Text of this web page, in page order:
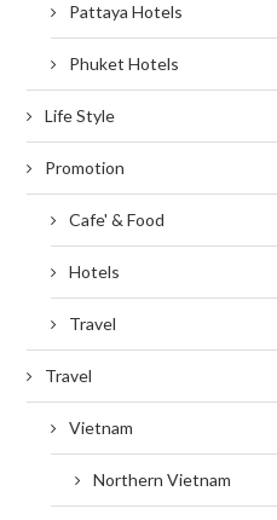
Pattaya Hotels
Phuket Hotels
Life Style
Promotion
Cafe' & Food
Hotels
Travel
Travel
Vietnam
Northern Vietnam